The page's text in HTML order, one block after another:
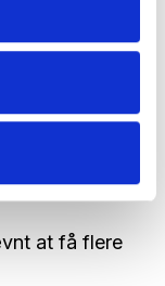
der
vi møder
at få flere